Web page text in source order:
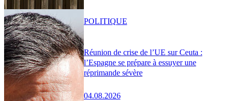
Réunion de crise de l’UE sur Ceuta :
l’Espagne se prépare à essuyer une
réprimande sévère
04.08.2026
POLITIQUE